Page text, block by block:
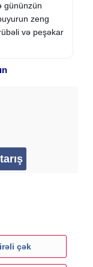
gününzün
zeng
və peşəkar
çək